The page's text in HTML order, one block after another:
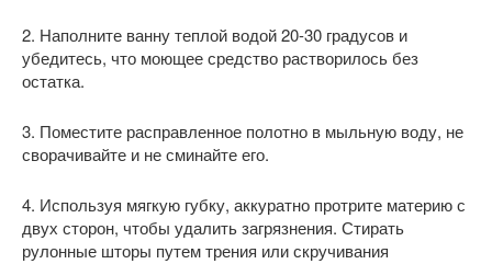
2. Наполните ванну теплой водой 20-30 градусов и
убедитесь, что моющее средство растворилось без
остатка.
3. Поместите расправленное полотно в мыльную воду, не
сворачивайте и не сминайте его.
4. Используя мягкую губку, аккуратно протрите материю с
двух сторон, чтобы удалить загрязнения. Стирать
рулонные шторы путем трения или скручивания